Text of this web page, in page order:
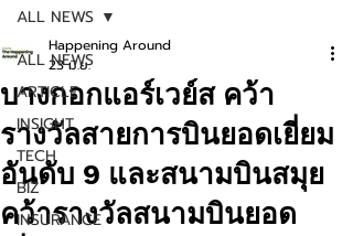
ALL NEWS
ARTICLE
INSIGHT
TECH
BIZ
INSURANCE
ALL NEWS
บางกอกแอร์เวย์ส คว้า
รางวัลสายการบินยอดเยี่ยม
อันดับ 9 และสนามบินสมุย
คว้ารางวัลสนามบินยอด
Happening Around
23 มิ.ย.